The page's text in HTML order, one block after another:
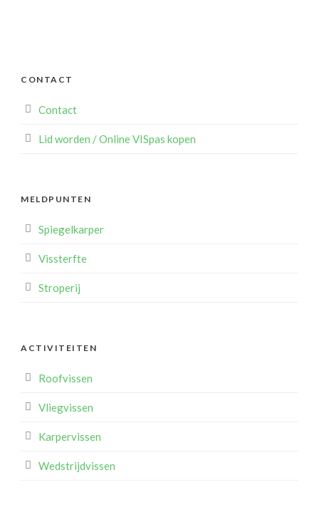
CONTACT
Contact
Lid worden / Online VISpas kopen
MELDPUNTEN
Spiegelkarper
Vissterfte
Stroperij
ACTIVITEITEN
Roofvissen
Vliegvissen
Karpervissen
Wedstrijdvissen